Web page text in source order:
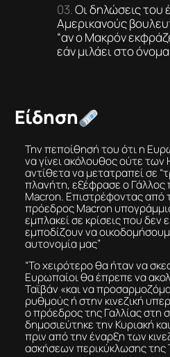
Οι δηλώσεις του
Αμερικανούς
“αν ο Μακρόν
εάν μιλάει στο
Είδηση
Την πεποίθησή του ότι η
να γίνει ακόλουθος ούτε
αντίθετα να μετατραπεί σε
πλανήτη, εξέφρασε ο
Macron. Επιστρέφοντας από
πρόεδρος Macron
εμπλακεί σε κρίσεις που δεν
εμποδίζουν να
αυτονομία μας”
“Το χειρότερο θα ήταν να
Ευρωπαίοι θα έπρεπε να
Ταϊβάν «και να
ρυθμούς ή στην κινεζική
ο πρόεδρος της Γαλλίας στη
δημοσιεύτηκε την Κυριακή
πριν από την έναρξη των
ασκήσεων περικύκλωσης της